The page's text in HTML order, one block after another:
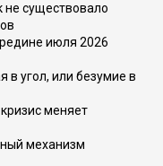
не существовало
июля 2026
в угол, или безумие в
меняет
механизм